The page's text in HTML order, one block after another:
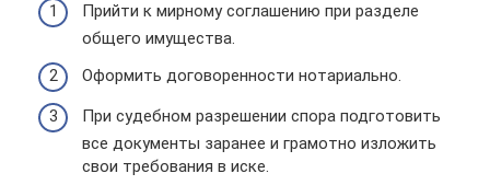
Прийти к мирному соглашению при разделе
общего имущества.
Оформить договоренности нотариально.
При судебном разрешении спора подготовить
все документы заранее и грамотно изложить
свои требования в иске.